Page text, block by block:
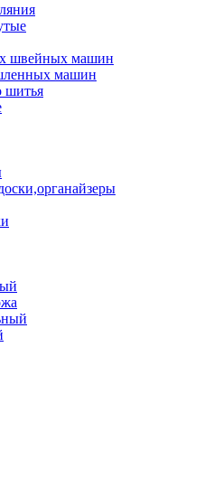
швейных машин
машин
шитья